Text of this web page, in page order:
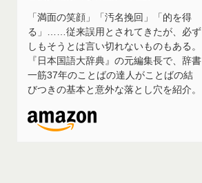
「満面の笑顔」「汚名挽回」「的を得
る」……従来誤用とされてきたが、必ず
しもそうとは言い切れないものもある。
『日本国語大辞典』の元編集長で、辞書
一筋37年のことばの達人がことばの結
びつきの基本と意外な落とし穴を紹介。